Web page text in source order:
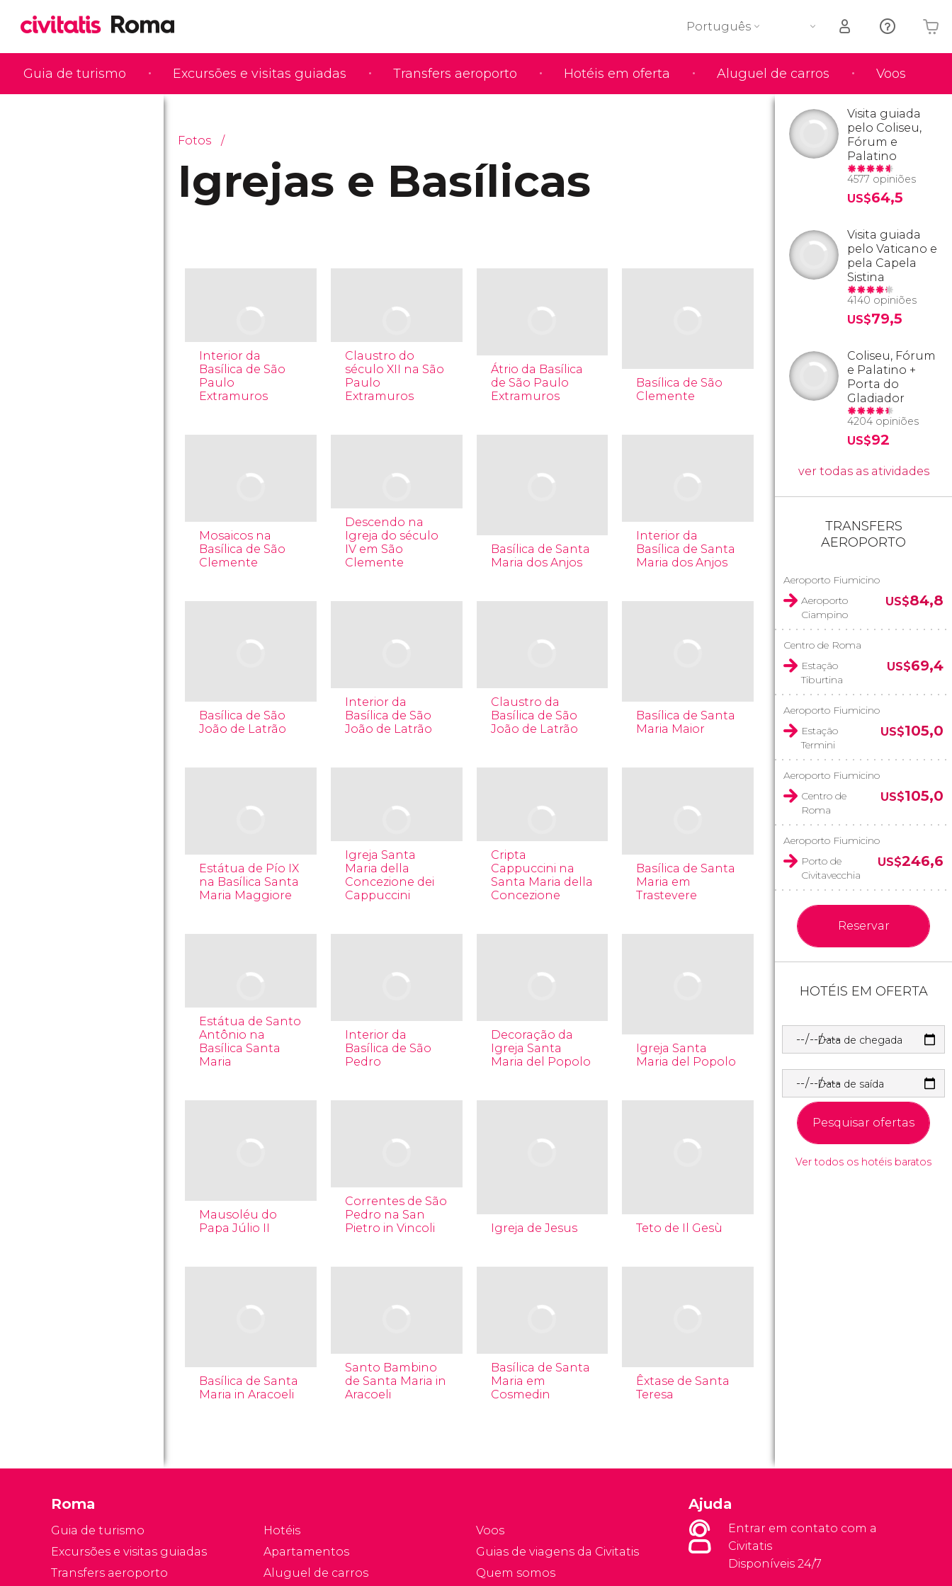
Guia de turismo Excursões e visitas guiadas Transfers aeroporto Hotéis em oferta Aluguel de carros Voos
Português
O seu carrinho está vazio
Fotos
Igrejas e Basílicas
Interior da
Basílica de São
Paulo
Extramuros
Claustro do
século XII na São
Paulo
Extramuros
Átrio da Basílica
de São Paulo
Extramuros
Basílica de São
Clemente
Mosaicos na
Basílica de São
Clemente
Descendo na
Igreja do século
IV em São
Clemente
Basílica de Santa
Maria dos Anjos
Interior da
Basílica de Santa
Maria dos Anjos
Basílica de São
João de Latrão
Interior da
Basílica de São
João de Latrão
Claustro da
Basílica de São
João de Latrão
Basílica de Santa
Maria Maior
Estátua de Pío IX
na Basílica Santa
Maria Maggiore
Igreja Santa
Maria della
Concezione dei
Cappuccini
Cripta
Cappuccini na
Santa Maria della
Concezione
Basílica de Santa
Maria em
Trastevere
Estátua de Santo
Antônio na
Basílica Santa
Maria
Interior da
Basílica de São
Pedro
Decoração da
Igreja Santa
Maria del Popolo
Igreja Santa
Maria del Popolo
Mausoléu do
Papa Júlio II
Correntes de São
Pedro na San
Pietro in Vincoli
Igreja de Jesus Teto de Il Gesù
Basílica de Santa
Maria in Aracoeli
Santo Bambino
de Santa Maria in
Aracoeli
Basílica de Santa
Maria em
Cosmedin
Êxtase de Santa
Teresa
Visita guiada
pelo Coliseu,
Fórum e
Palatino
4577 opiniões
US$64,5
Visita guiada
pelo Vaticano e
pela Capela
Sistina
4140 opiniões
US$79,5
Coliseu, Fórum
e Palatino +
Porta do
Gladiador
4204 opiniões
US$92
ver todas as atividades
TRANSFERS
AEROPORTO
Aeroporto Fiumicino
Aeroporto
Ciampino
US$84,8
Centro de Roma
Estação
Tiburtina
US$69,4
Aeroporto Fiumicino
Estação
Termini
US$105,0
Aeroporto Fiumicino
Centro de
Roma
US$105,0
Aeroporto Fiumicino
Porto de
Civitavecchia
US$246,6
Reservar
HOTÉIS EM OFERTA
Data de chegada
Data de saída
Pesquisar ofertas
Ver todos os hotéis baratos
Roma
Guia de turismo
Excursões e visitas guiadas
Transfers aeroporto
Hotéis
Apartamentos
Aluguel de carros
Voos
Guias de viagens da Civitatis
Quem somos
Ajuda
Entrar em contato com a
Civitatis
Disponíveis 24/7